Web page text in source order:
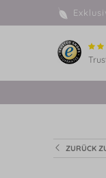
ZURÜCK